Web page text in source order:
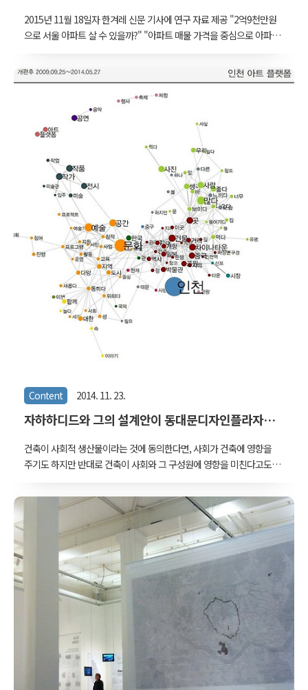
2015년 11월 18일자 한겨레 신문 기사에 연구 자료 제공 "2억9천만원
으로 서울 아파트 살 수 있을까?" "아파트 매물 가격을 중심으로 아파
면적 85㎡(25.8평)를 넘는 아파트 중 집주인이 2억9천만원 밑으로 내놓
은 매물은 단 두건뿐이었다. 60~85㎡ 아파트도 강남·서초·송파 등 10
개구에선 단 한건도 찾아볼 수 없었다. 17일 가 데이터 분석 및 시각화
전문가인 단국대 김승범 연구교수(건축학)의 도움을 받아 포털사이트
네이버 부동산에 등록된 최근 일주일(10월20~26일)간의 매물 현황 총
2만7128건을 분석한 결과 이렇게 나타났다. 여기서 말하는 가격은 집
주인이 부른 ‘호가’로 실제 거래가격과는 차이가 날 수 있다. 60~..
Content 2014. 11. 23.
자하하디드와 그의 설계안이 동대문디자인플라자에
건축이 사회적 생산물이라는 것에 동의한다면, 사회가 건축에 영향을
주기도 하지만 반대로 건축이 사회와 그 구성원에 영향을 미친다고도
들로 하여금 무슨 말을 하도록 만드는가, 즉 어떠한 경험을 하도록 만
드는가?" DDP 개관 이후 사람들이 블로그에 써내려간 글들 천여개를
모아 압축적으로 살펴보면, 사진찍고 먹는 경험, 전시에 대한 언급 이외
에 독특한 점이 눈에 들어온다. '우주선'같은 '비정형'건축에 대해 사람
들이 그 내부를 거닐며 '계단'과 '길'위에서의 경험을 감각적으로 묘사
하고 있다는 점이다. 일반인의 다른 건물묘사에서는 좀처럼 찾아볼 수
없는 특징이다. 자하의 현상설계 패널에서 내부 동선의 순환이 강조되
었던 것을 돌이켜보면 그가..